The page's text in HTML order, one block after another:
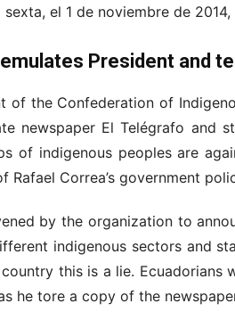
el 1 de noviembre de
President and
of the Confederation of
newspaper El Telégrafo and
of indigenous peoples are
Correa’s government
by the organization to
indigenous sectors and
this is a lie.
he tore a copy of the